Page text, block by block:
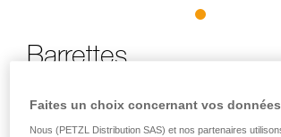
Barrettes
Barrettes de rechange pour crampons
Faites un choix concernant vos données
Nous (PETZL Distribution SAS) et nos partenaires